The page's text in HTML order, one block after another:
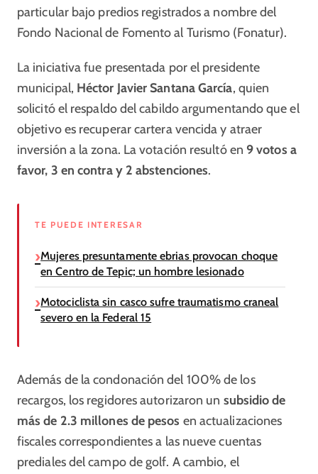
particular bajo predios registrados a nombre del
Fondo Nacional de Fomento al Turismo (Fonatur).
La iniciativa fue presentada por el presidente
municipal, Héctor Javier Santana García, quien
solicitó el respaldo del cabildo argumentando que el
objetivo es recuperar cartera vencida y atraer
inversión a la zona. La votación resultó en 9 votos a
favor, 3 en contra y 2 abstenciones.
TE PUEDE INTERESAR
Mujeres presuntamente ebrias provocan choque
en Centro de Tepic; un hombre lesionado
Motociclista sin casco sufre traumatismo craneal
severo en la Federal 15
Además de la condonación del 100% de los
recargos, los regidores autorizaron un subsidio de
más de 2.3 millones de pesos en actualizaciones
fiscales correspondientes a las nueve cuentas
prediales del campo de golf. A cambio, el